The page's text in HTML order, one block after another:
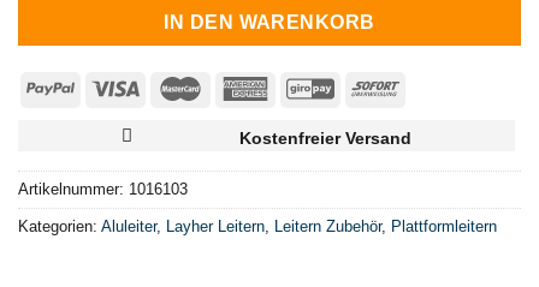
IN DEN WARENKORB
Kostenfreier Versand
Artikelnummer: 1016103
Kategorien: Aluleiter, Layher Leitern, Leitern Zubehör, Plattformleitern